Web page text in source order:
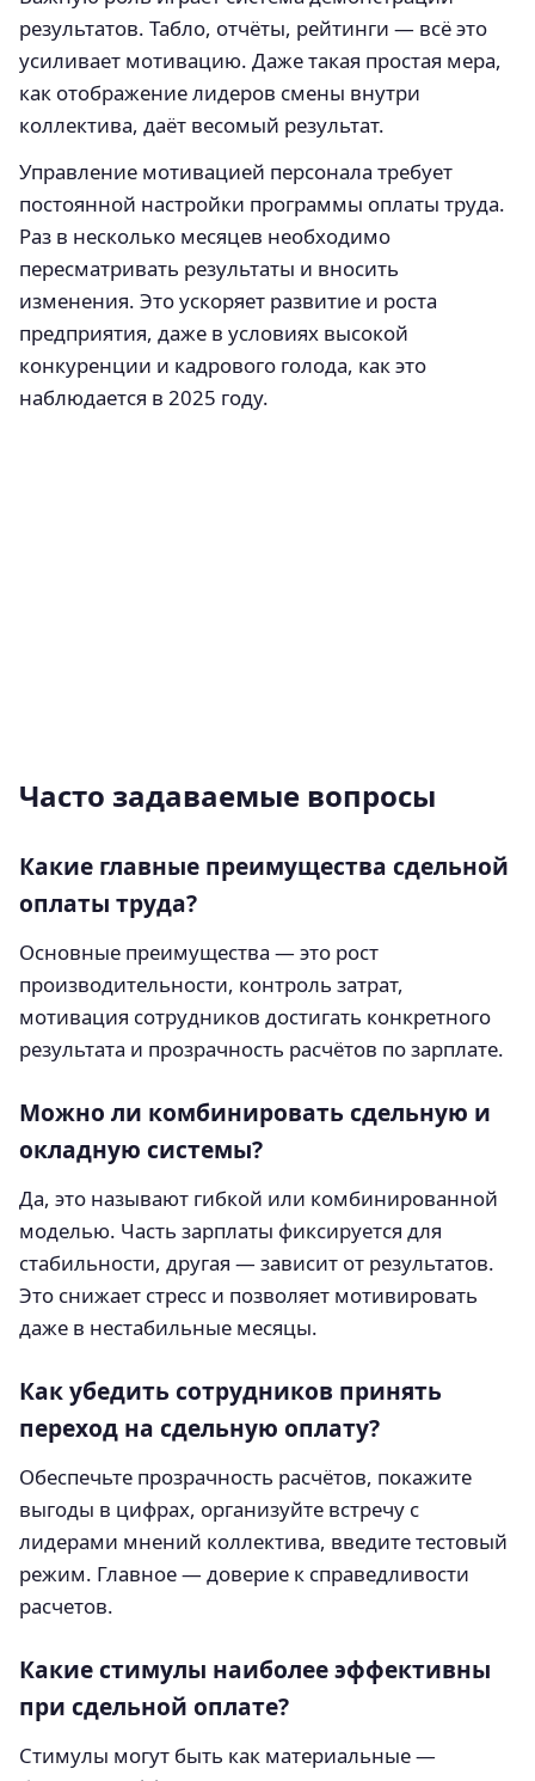
результатов. Табло, отчёты, рейтинги — всё это
усиливает мотивацию. Даже такая простая мера,
как отображение лидеров смены внутри
коллектива, даёт весомый результат.
Управление мотивацией персонала требует
постоянной настройки программы оплаты труда.
Раз в несколько месяцев необходимо
пересматривать результаты и вносить
изменения. Это ускоряет развитие и роста
предприятия, даже в условиях высокой
конкуренции и кадрового голода, как это
наблюдается в 2025 году.
Часто задаваемые вопросы
Какие главные преимущества сдельной
оплаты труда?
Основные преимущества — это рост
производительности, контроль затрат,
мотивация сотрудников достигать конкретного
результата и прозрачность расчётов по зарплате.
Можно ли комбинировать сдельную и
окладную системы?
Да, это называют гибкой или комбинированной
моделью. Часть зарплаты фиксируется для
стабильности, другая — зависит от результатов.
Это снижает стресс и позволяет мотивировать
даже в нестабильные месяцы.
Как убедить сотрудников принять
переход на сдельную оплату?
Обеспечьте прозрачность расчётов, покажите
выгоды в цифрах, организуйте встречу с
лидерами мнений коллектива, введите тестовый
режим. Главное — доверие к справедливости
расчетов.
Какие стимулы наиболее эффективны
при сдельной оплате?
Стимулы могут быть как материальные —